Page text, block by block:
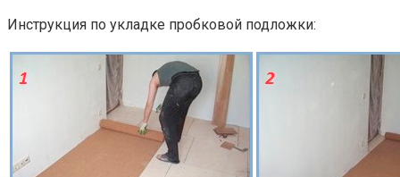
Инструкция по укладке пробковой подложки: